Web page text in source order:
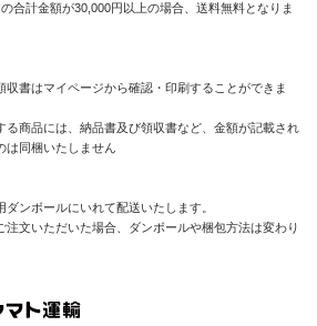
合計金額が30,000円以上の場合、送料無料となりま
収書はマイページから確認・印刷することができま
る商品には、納品書及び領収書など、金額が記載され
は同梱いたしません
ダンボールにいれて配送いたします。
注文いただいた場合、ダンボールや梱包方法は変わり